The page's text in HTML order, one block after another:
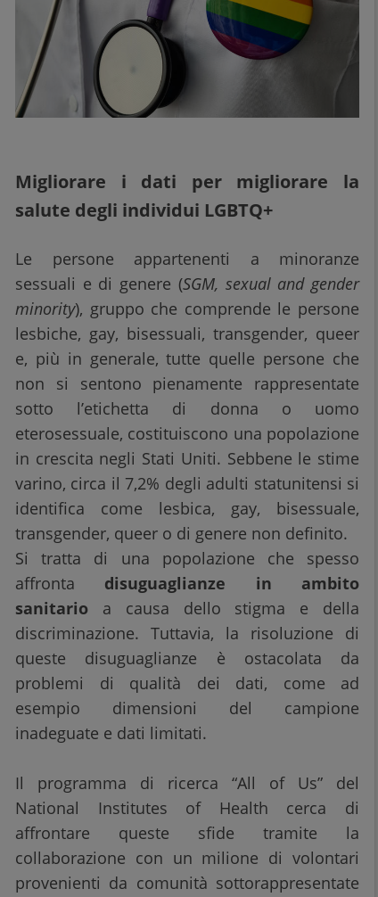
Migliorare i dati per migliorare la
salute degli individui LGBTQ+
Le persone appartenenti a minoranze
sessuali e di genere (SGM, sexual and gender
minority), gruppo che comprende le persone
lesbiche, gay, bisessuali, transgender, queer
e, più in generale, tutte quelle persone che
non si sentono pienamente rappresentate
sotto l’etichetta di donna o uomo
eterosessuale, costituiscono una popolazione
in crescita negli Stati Uniti. Sebbene le stime
varino, circa il 7,2% degli adulti statunitensi si
identifica come lesbica, gay, bisessuale,
transgender, queer o di genere non definito.
Si tratta di una popolazione che spesso
affronta disuguaglianze in ambito
sanitario a causa dello stigma e della
discriminazione. Tuttavia, la risoluzione di
queste disuguaglianze è ostacolata da
problemi di qualità dei dati, come ad
esempio dimensioni del campione
inadeguate e dati limitati.
Il programma di ricerca “All of Us” del
National Institutes of Health cerca di
affrontare queste sfide tramite la
collaborazione con un milione di volontari
provenienti da comunità sottorappresentate